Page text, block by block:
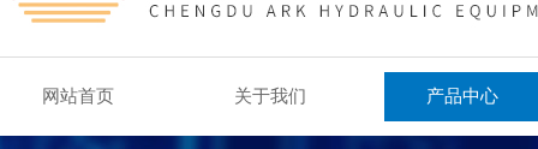
网站首页 关于我们 产品中心